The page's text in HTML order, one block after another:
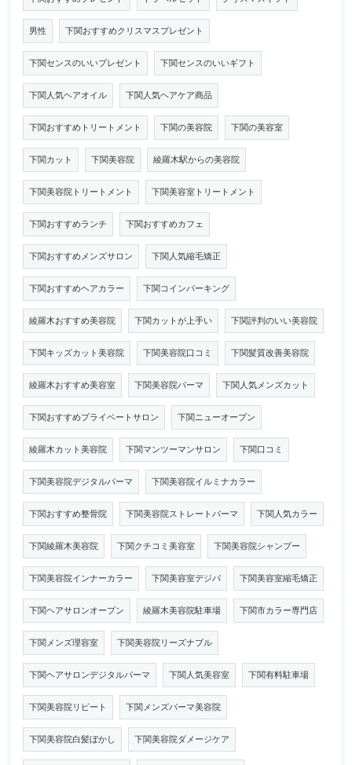
男性 下関おすすめクリスマスプレゼント
下関センスのいいプレゼント 下関センスのいいギフト
下関人気ヘアオイル 下関人気ヘアケア商品
下関おすすめトリートメント 下関の美容院 下関の美容室
下関カット 下関美容院 綾羅木駅からの美容院
下関美容院トリートメント 下関美容室トリートメント
下関おすすめランチ 下関おすすめカフェ
下関おすすめメンズサロン 下関人気縮毛矯正
下関おすすめヘアカラー 下関コインパーキング
綾羅木おすすめ美容院 下関カットが上手い 下関評判のいい美容院
下関キッズカット美容院 下関美容院口コミ 下関髪質改善美容院
綾羅木おすすめ美容室 下関美容院パーマ 下関人気メンズカット
下関おすすめプライベートサロン 下関ニューオープン
綾羅木カット美容院 下関マンツーマンサロン 下関口コミ
下関美容院デジタルパーマ 下関美容院イルミナカラー
下関おすすめ整骨院 下関美容院ストレートパーマ 下関人気カラー
下関綾羅木美容院 下関クチコミ美容室 下関美容院シャンプー
下関美容院インナーカラー 下関美容室デジパ 下関美容室縮毛矯正
下関ヘアサロンオープン 綾羅木美容院駐車場 下関市カラー専門店
下関メンズ理容室 下関美容院リーズナブル
下関ヘアサロンデジタルパーマ 下関人気美容室 下関有料駐車場
下関美容院リピート 下関メンズパーマ美容院
下関美容院白髪ぼかし 下関美容院ダメージケア